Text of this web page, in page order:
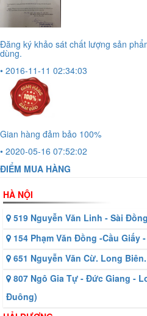
Đăng ký khảo sát chất lượng sản
dùng.
• 2016-11-11 02:34:03
Gian hàng đảm bảo 100%
• 2020-05-16 07:52:02
ĐIỂM MUA HÀNG
HÀ NỘI
519 Nguyễn Văn Linh - Sài
154 Phạm Văn Đồng -Cầu Giấy
651 Nguyễn Văn Cừ. Long
807 Ngô Gia Tự - Đức Giang -
Đuông)